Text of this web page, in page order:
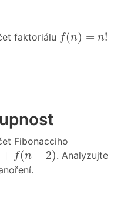
faktoriálu f(n) = n!
f(n )=
Fibonacciho
+ f(n − 2)
− )
. Analyzujte